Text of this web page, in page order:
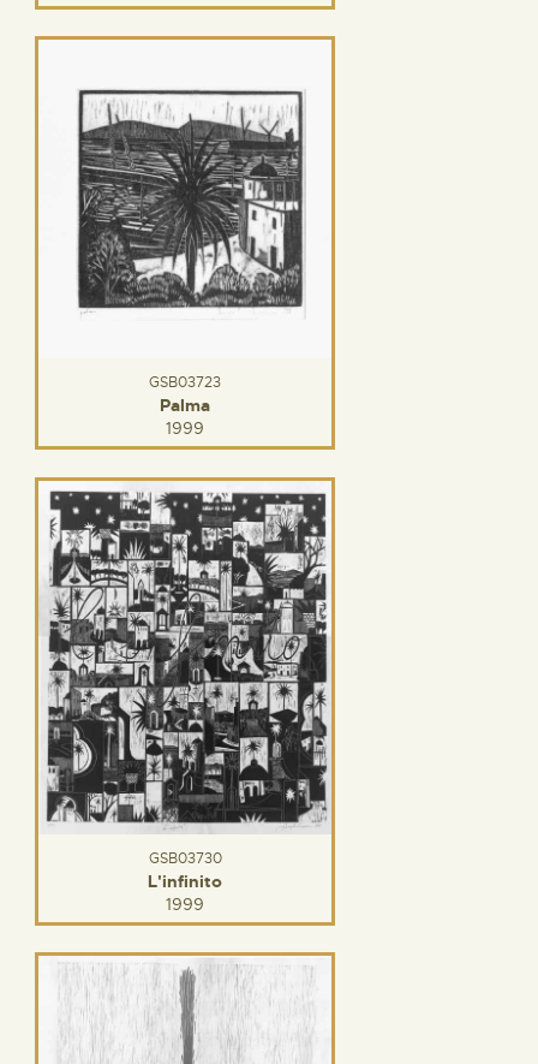
GSB03723
Palma
1999
GSB03730
L'infinito
1999